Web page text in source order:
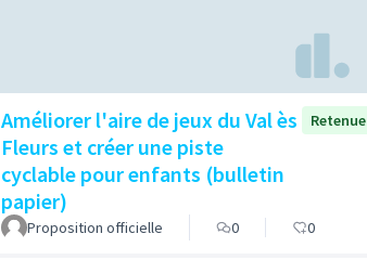
Améliorer l'aire de jeux du Val ès
Fleurs et créer une piste
cyclable pour enfants (bulletin
papier)
Retenue
Proposition officielle 0 0